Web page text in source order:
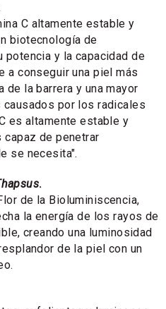
C altamente estable y
biotecnología de
potencia y la capacidad de
a conseguir una piel más
de la barrera y una mayor
por los radicales
es altamente estable y
de penetrar
se necesita".
.
de la Bioluminiscencia,
la energía de los rayos de
creando una luminosidad
de la piel con un